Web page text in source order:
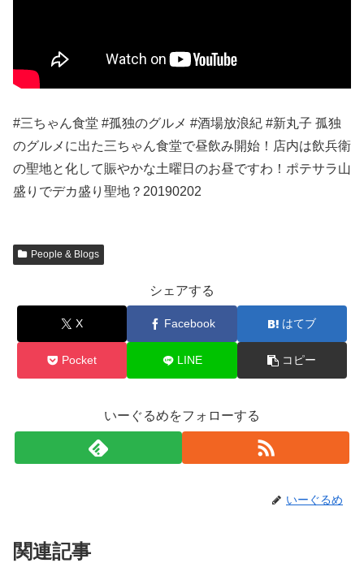
#三ちゃん食堂 #孤独のグルメ #酒場放浪紀 #新丸子 孤独
のグルメに出た三ちゃん食堂で昼飲み開始！店内は飲兵衛
の聖地と化して賑やかな土曜日のお昼ですわ！ポテサラ山
盛りでデカ盛り聖地？20190202
People & Blogs
シェアする
X Facebook はてブ
Pocket LINE コピー
いーぐるめをフォローする
いーぐるめ
関連記事